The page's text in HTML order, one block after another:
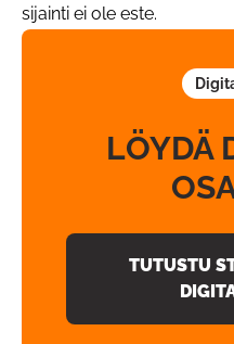
sijainti ei ole este.
LÖYDÄ
TUTUSTU